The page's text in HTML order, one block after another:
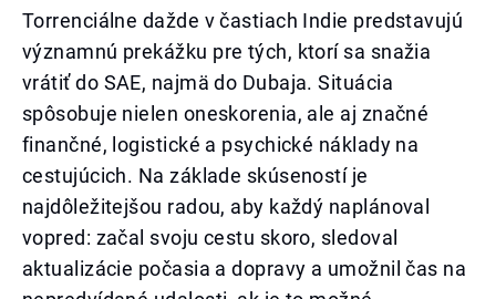
Torrenciálne dažde v častiach Indie predstavujú
významnú prekážku pre tých, ktorí sa snažia
vrátiť do SAE, najmä do Dubaja. Situácia
spôsobuje nielen oneskorenia, ale aj značné
finančné, logistické a psychické náklady na
cestujúcich. Na základe skúseností je
najdôležitejšou radou, aby každý naplánoval
vopred: začal svoju cestu skoro, sledoval
aktualizácie počasia a dopravy a umožnil čas na